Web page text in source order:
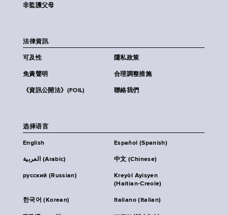
非監護父母
法律資訊
可及性 隱私政策
免責聲明 合理調整措施
《資訊公開法》(FOIL) 聯絡我們
选择语言
English Español (Spanish)
العربية (Arabic) 中文 (Chinese)
русский (Russian)
Kreyòl Ayisyen
(Haitian-Creole)
한국어 (Korean) Italiano (Italian)